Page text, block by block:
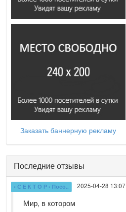
Заказать баннерную рекламу
Последние отзывы
2025-04-28 13:07
• С Е К Т О Р • Посо..
Мир, в котором